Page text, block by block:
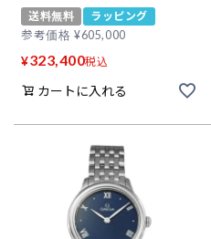
送料無料
ラッピング
参考価格 ¥605,000
¥323,400税込
カートに入れる